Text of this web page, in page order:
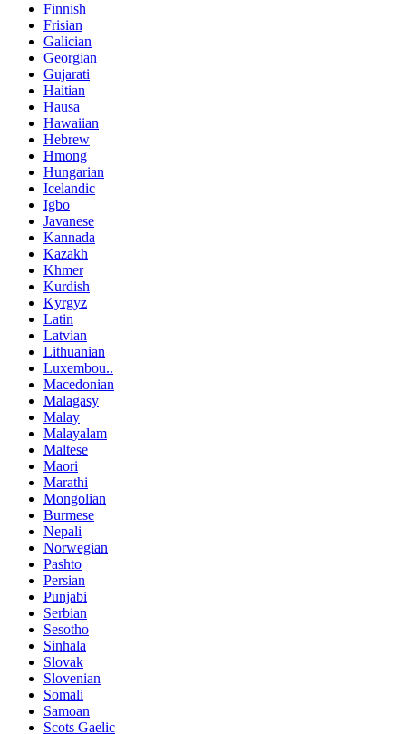
Finnish
Frisian
Galician
Georgian
Gujarati
Haitian
Hausa
Hawaiian
Hebrew
Hmong
Hungarian
Icelandic
Igbo
Javanese
Kannada
Kazakh
Khmer
Kurdish
Kyrgyz
Latin
Latvian
Lithuanian
Luxembou..
Macedonian
Malagasy
Malay
Malayalam
Maltese
Maori
Marathi
Mongolian
Burmese
Nepali
Norwegian
Pashto
Persian
Punjabi
Serbian
Sesotho
Sinhala
Slovak
Slovenian
Somali
Samoan
Scots Gaelic